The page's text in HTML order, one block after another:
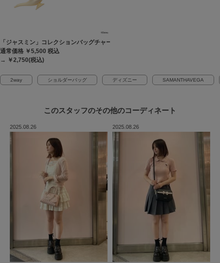
「ジャスミン」コレクションバッグチャーム
通常価格 ￥5,500 税込
→ ￥2,750(税込)
2way ショルダーバッグ ディズニー SAMANTHAVEGA
このスタッフのその他のコーディネート
2025.08.26 2025.08.26